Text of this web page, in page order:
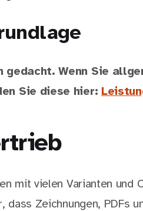
Wenn Sie
Sie diese hier:
mit vielen Varianten und
dass Zeichnungen, PDFs